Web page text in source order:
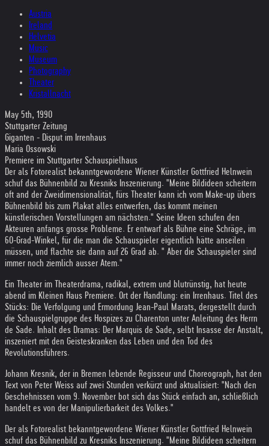
Austria
Ireland
Helvetia
Music
Museum
Photography
Theater
Kristallnacht
May 5th, 1990
Stuttgarter Zeitung
Giganten - Disput im Irrenhaus
Maria Ossowski
Premiere im Stuttgarter Schauspielhaus
Der als Fotorealist bekanntgewordene Wiener Künstler Gottfried Helnwein
schuf das Bühnenbild zu Kresniks Inszenierung. "Meine Bildideen scheitern
oft and der Zweidimensionalität, fürs Theater kann ich vom Make-up übers
Bühnenbild bis zum Plakat alles entwerfen, das kommt meinen
künstlerischen Vorstellungen am nächsten." Seine Ideen schufen den
Akteuren anfangs grosse Probleme. Er entwarf als Bühne eine Schräge, im
60-Grad-Winkel, für die man die Schauspieler eigentlich hätte anseilen
müssen, und flachte sie dann auf 26 Grad ab. " Aber die Schauspieler sind
immer noch ziemlich ausser Atem."
Ein Theater im Theaterdrama, radikal, extrem und blutrünstig, hat heute
abend im Kleinen Haus Premiere. Ort der Handlung: ein Irrenhaus. Titel des
Stücks: Die Verfolgung und Ermordung Jean-Paul Marats, dergestellt durch
die Schauspielgruppe des Hospizes zu Charenton unter Anleitung des Herrn
de Sade. Inhalt des Dramas: Der Marquis de Sade, selbt Insasse der Anstalt,
inszeniert mit den Geisteskranken das Leben und den Tod des
Revolutionsführers.
Johann Kresnik, der in Bremen lebende Regisseur und Choreograph, hat den
Text von Peter Weiss auf zwei Stunden verkürzt und aktualisiert: "Nach den
Geschehnissen vom 9. November bot sich das Stück einfach an, schließlich
handelt es von der Manipulierbarkeit des Volkes."
Der als Fotorealist bekanntgewordene Wiener Künstler Gottfried Helnwein
schuf das Bühnenbild zu Kresniks Inszenierung. "Meine Bildideen scheitern